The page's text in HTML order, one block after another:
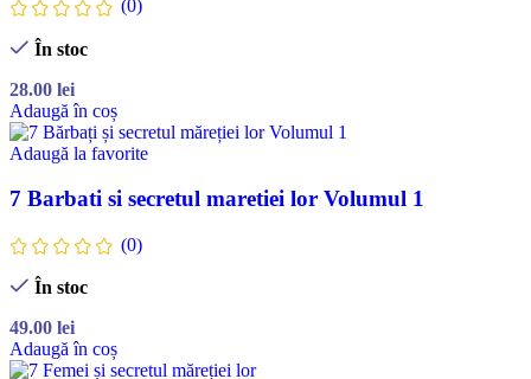
(0)
În stoc
28.00 lei
Adaugă în coș
Adaugă la favorite
7 Barbati si secretul maretiei lor Volumul 1
(0)
În stoc
49.00 lei
Adaugă în coș